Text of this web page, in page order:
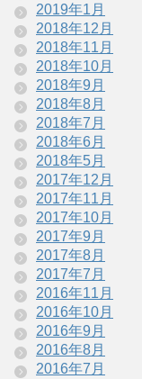
2019年1月
2018年12月
2018年11月
2018年10月
2018年9月
2018年8月
2018年7月
2018年6月
2018年5月
2017年12月
2017年11月
2017年10月
2017年9月
2017年8月
2017年7月
2016年11月
2016年10月
2016年9月
2016年8月
2016年7月